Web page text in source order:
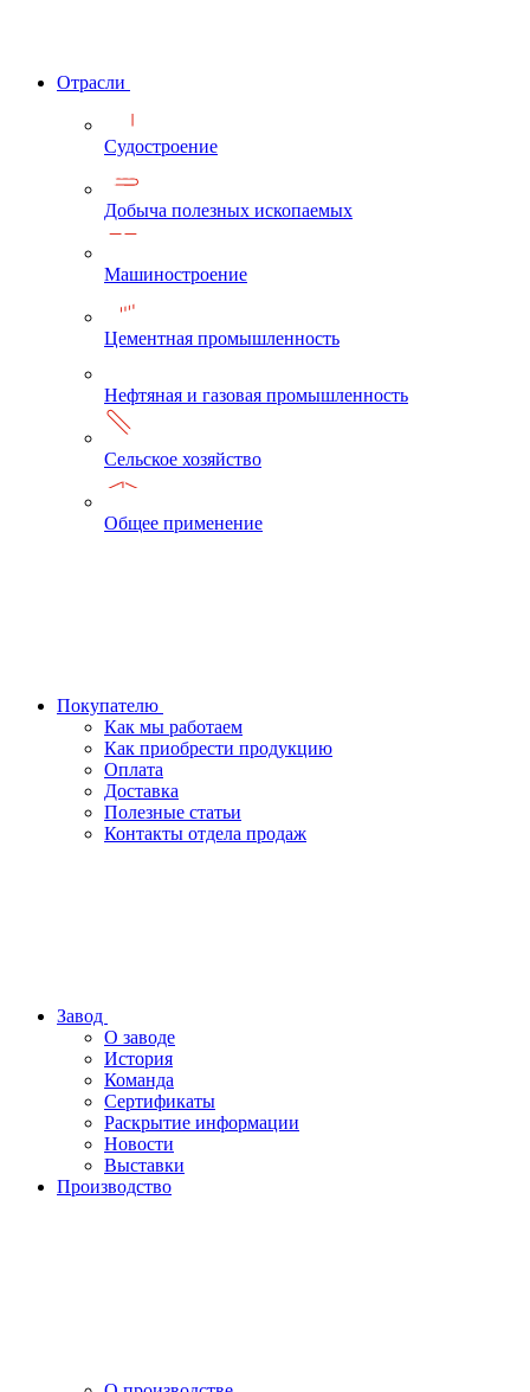
Отрасли
Судостроение
Добыча полезных ископаемых
Машиностроение
Цементная промышленность
Нефтяная и газовая промышленность
Сельское хозяйство
Общее применение
Покупателю
Как мы работаем
Как приобрести продукцию
Оплата
Доставка
Полезные статьи
Контакты отдела продаж
Завод
О заводе
История
Команда
Сертификаты
Раскрытие информации
Новости
Выставки
Производство